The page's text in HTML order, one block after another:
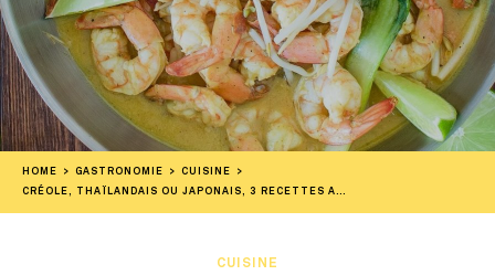
HOME GASTRONOMIE
CUISINE
CRÉOLE, THAÏLANDAIS OU JAPONAIS, 3 RECETTES AU CURRY POUR UN VOYAGE IMMOBILE
CUISINE